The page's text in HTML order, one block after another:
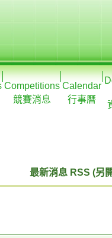
Competitions
競賽消息
Calendar
行事曆
最新消息 RSS (另